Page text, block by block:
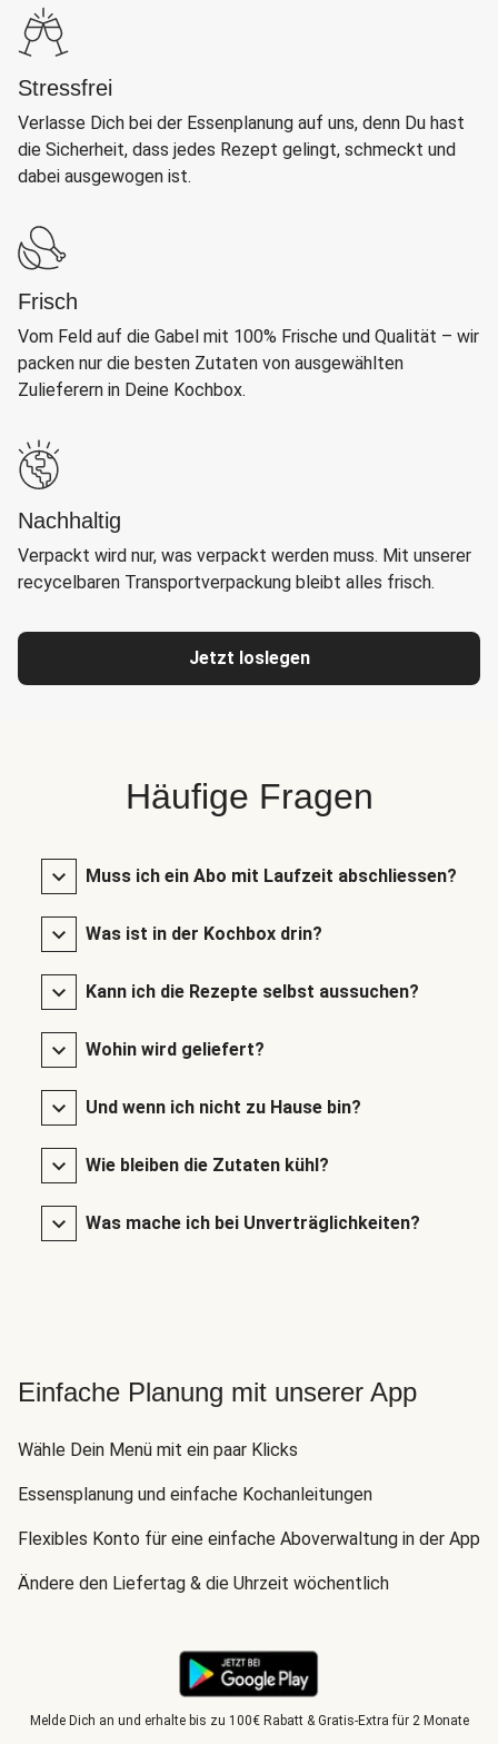
Stressfrei
Verlasse Dich bei der Essenplanung auf uns, denn Du hast
die Sicherheit, dass jedes Rezept gelingt, schmeckt und
dabei ausgewogen ist.
Frisch
Vom Feld auf die Gabel mit 100% Frische und Qualität – wir
packen nur die besten Zutaten von ausgewählten
Zulieferern in Deine Kochbox.
Nachhaltig
Verpackt wird nur, was verpackt werden muss. Mit unserer
recycelbaren Transportverpackung bleibt alles frisch.
Jetzt loslegen
Häufige Fragen
Muss ich ein Abo mit Laufzeit abschliessen?
Was ist in der Kochbox drin?
Kann ich die Rezepte selbst aussuchen?
Wohin wird geliefert?
Und wenn ich nicht zu Hause bin?
Wie bleiben die Zutaten kühl?
Was mache ich bei Unverträglichkeiten?
Einfache Planung mit unserer App
Wähle Dein Menü mit ein paar Klicks
Essensplanung und einfache Kochanleitungen
Flexibles Konto für eine einfache Aboverwaltung in der App
Ändere den Liefertag & die Uhrzeit wöchentlich
Melde Dich an und erhalte bis zu 100€ Rabatt & Gratis-Extra für 2 Monate